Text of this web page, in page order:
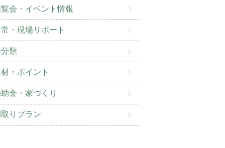
会・イベント情報
・現場リポート
類
・ポイント
金・家づくり
りプラン